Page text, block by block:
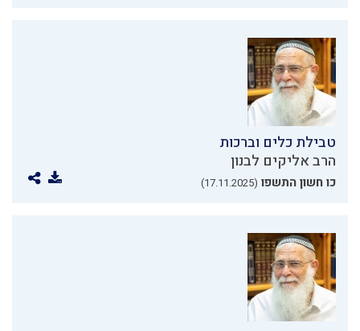
טבילת כלים וברכות
הרב אליקים לבנון
כו חשון התשפו (17.11.2025)